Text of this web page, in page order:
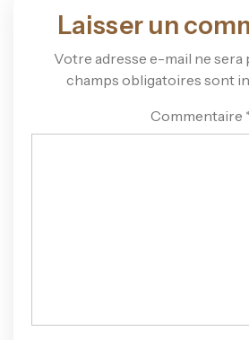
Laisser un
Votre adresse e-mail ne sera
champs obligatoires sont
Commentaire